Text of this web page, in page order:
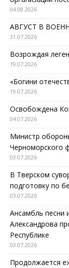
04.08.2026
АВГУСТ В
31.07.2026
Возрождая
19.07.2026
«Богини
19.07.2026
Освобождена
04.07.2026
Министр
Черноморского
03.07.2026
В Тверском
подготовку по
03.07.2026
Ансамбль песни
Александрова
Республике
03.07.2026
Продолжается